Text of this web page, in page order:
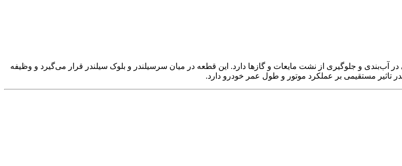
و جلوگیری از نشت مایعات و گازها دارد. این قطعه در میان سرسیلندر و بلوک سیلندر قرار می‌گیرد و وظیفه
مستقیمی بر عملکرد موتور و طول عمر خودرو دارد.